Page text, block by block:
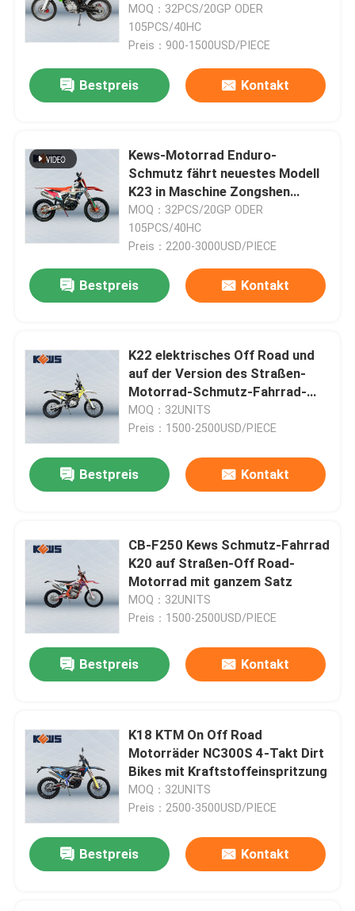
Über uns
Fabrik-Ausflug
Qualitätskontrolle
4 Anschlag Enduro-Motorräder
Zwei Anschlag Enduro-Motorräder
auf weg von Schmutz-Fahrrad
MOQ：32PCS/20GP ODER
105PCS/40HC
Preis：900-1500USD/PIECE
Bestpreis Kontakt
Kews-Motorrad Enduro-
Schmutz fährt neuestes Modell
K23 in Maschine Zongshen
NC300S rad
MOQ：32PCS/20GP ODER
105PCS/40HC
Preis：2200-3000USD/PIECE
Bestpreis Kontakt
K22 elektrisches Off Road und
auf der Version des Straßen-
Motorrad-Schmutz-Fahrrad-
zwei optional
MOQ：32UNITS
Preis：1500-2500USD/PIECE
Bestpreis Kontakt
CB-F250 Kews Schmutz-Fahrrad
K20 auf Straßen-Off Road-
Motorrad mit ganzem Satz
MOQ：32UNITS
Preis：1500-2500USD/PIECE
Bestpreis Kontakt
K18 KTM On Off Road
Motorräder NC300S 4-Takt Dirt
Bikes mit Kraftstoffeinspritzung
MOQ：32UNITS
Preis：2500-3500USD/PIECE
Bestpreis Kontakt